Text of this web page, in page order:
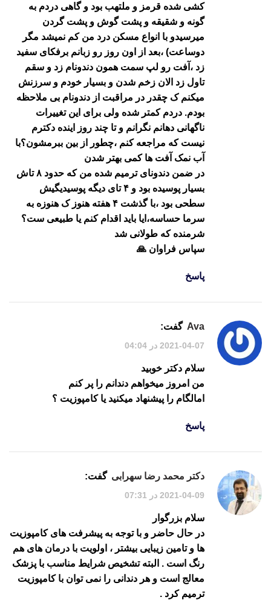
کشی شده قرمز و ملتهب بود و گاهی دردم به
گونه و شقیقه و پشت گوش و پشت گردن
میرسیدو با انواع مسکن درد من کم نمیشد مگر
دوساعت) ،بعد از اون روز رو زبانم برفکای سفید
زد ،آفت رو لپ سمت همون دندونام زد و سقم
تاول زد الان زخم شدن و بسیار خودم و سرزنش
میکنم ک چقدر در مراقبت از دندونام بی ملاحظه
بودم. دردم کمتر شده ولی برای این تغییرات
ناگهانی دهانم نگرانم و تا چند روز اینده دکترم
نیست که مراجعه کنم ،چطور از بین ببرمشون؟با
آب نمک آفت ها کمی بهتر شدن
در ضمن دندونای ترمیم شده من که حدود ۸ تاش
بسیار پوسیده بود و ۴ تای دیگه پوسیدیگیش
سطحی بود ،با گذشت ۴ هفته هنوز ک هنوزه به
سرما حساسه،ایا باید اقدام کنم یا طبیعی ست؟
شرمنده که طولانی شد
سپاس فراوان 🙏
پاسخ
ava گفت:
2021-04-07 در 04:04
سلام دکتر خوبید
من امروز میخواهم دندانم را پر کنم
امالگام را پیشنهاد میکنید یا کامپوزیت ؟
پاسخ
دکتر محمد رضا سهرابی گفت:
2021-04-09 در 07:31
سلام بزرگوار
در حال حاضر و با توجه به پیشرفت های کامپوزیت
ها و تامین زیبایی بیشتر ، اولویت با درمان های هم
رنگ است . البته تشخیص شرایط مناسب با پزشک
معالج است و هر دندانی را نمی توان با کامپوزیت
ترمیم کرد .